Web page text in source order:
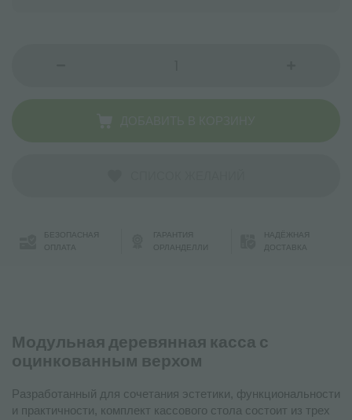
БЕЗОПАСНАЯ
ОПЛАТА
ГАРАНТИЯ
ОРЛАНДЕЛЛИ
НАДЁЖНАЯ
ДОСТАВКА
Модульная деревянная касса с
оцинкованным верхом
Разработанный для сочетания эстетики, функциональности
и практичности, комплект кассового стола состоит из трех